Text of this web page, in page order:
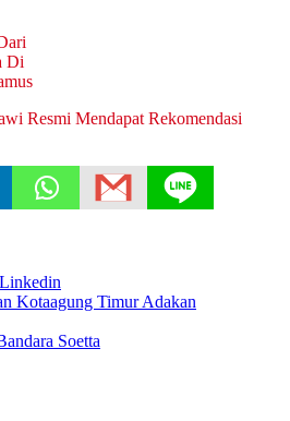
Resmi Mendapat Rekomendasi
Linkedin
Kotaagung Timur Adakan
Soetta